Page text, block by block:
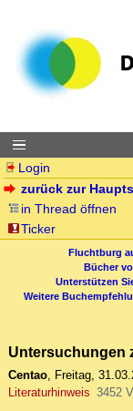
Login
zurück zur
in Thread öffnen
Ticker
Fluchtburg
Bücher
Unterstützen
Weitere
Untersuchungen
Centao, Freitag,
Literaturhinweis 3452